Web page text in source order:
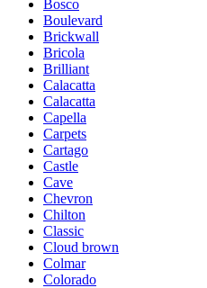
Bosco
Boulevard
Brickwall
Bricola
Brilliant
Calacatta
Calacatta
Capella
Carpets
Cartago
Castle
Cave
Chevron
Chilton
Classic
Cloud brown
Colmar
Colorado